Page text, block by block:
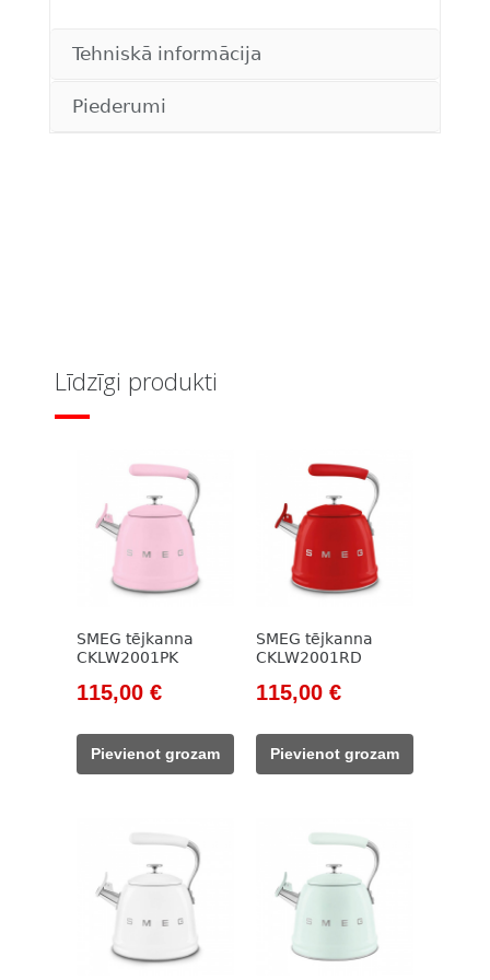
Tehniskā informācija
Piederumi
Līdzīgi produkti
SMEG tējkanna
CKLW2001PK
Original
was:
133,00 €.
115,00 €Current
115,00 €.
Pievienot grozam
SMEG tējkanna
CKLW2001RD
Original
was:
133,00 €.
115,00 €Current
115,00 €.
Pievienot grozam